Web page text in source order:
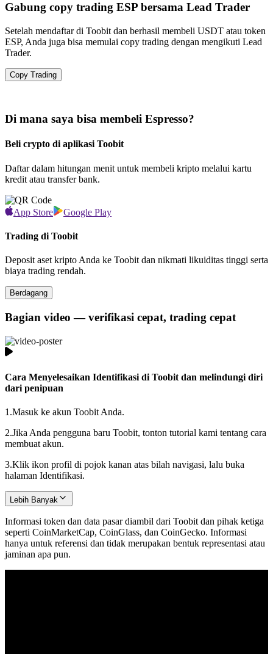
Gabung copy trading ESP bersama Lead Trader
Setelah mendaftar di Toobit dan berhasil membeli USDT atau token
ESP, Anda juga bisa memulai copy trading dengan mengikuti Lead
Trader.
Copy Trading
Di mana saya bisa membeli Espresso?
Beli crypto di aplikasi Toobit
Daftar dalam hitungan menit untuk membeli kripto melalui kartu
kredit atau transfer bank.
App Store Google Play
Trading di Toobit
Deposit aset kripto Anda ke Toobit dan nikmati likuiditas tinggi serta
biaya trading rendah.
Berdagang
Bagian video — verifikasi cepat, trading cepat
Cara Menyelesaikan Identifikasi di Toobit dan melindungi diri
dari penipuan
1.Masuk ke akun Toobit Anda.
2.Jika Anda pengguna baru Toobit, tonton tutorial kami tentang cara
membuat akun.
3.Klik ikon profil di pojok kanan atas bilah navigasi, lalu buka
halaman Identifikasi.
Lebih Banyak
Informasi token dan data pasar diambil dari Toobit dan pihak ketiga
seperti CoinMarketCap, CoinGlass, dan CoinGecko. Informasi
hanya untuk referensi dan tidak merupakan bentuk representasi atau
jaminan apa pun.